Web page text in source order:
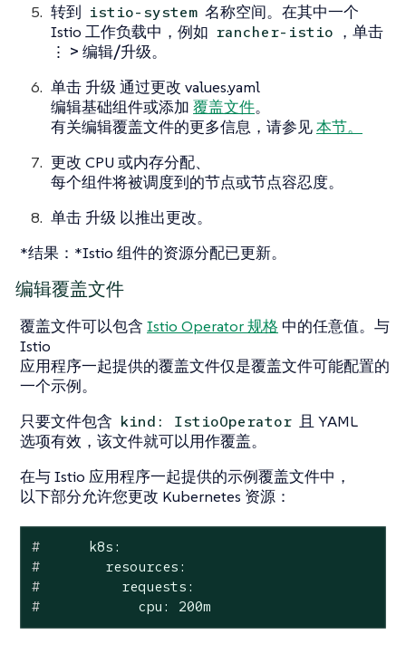
转到 istio-system 名称空间。在其中一个
Istio 工作负载中，例如 rancher-istio ，单击
⋮ > 编辑/升级。
单击 升级 通过更改 values.yaml
编辑基础组件或添加 覆盖文件。
有关编辑覆盖文件的更多信息，请参见本节。
更改 CPU 或内存分配、
每个组件将被调度到的节点或节点容忍度。
单击 升级 以推出更改。
*结果：*Istio 组件的资源分配已更新。
编辑覆盖文件
覆盖文件可以包含 Istio Operator 规格 中的任意值。与
Istio
应用程序一起提供的覆盖文件仅是覆盖文件可能配置的
一个示例。
只要文件包含 kind: IstioOperator 且 YAML
选项有效，该文件就可以用作覆盖。
在与 Istio 应用程序一起提供的示例覆盖文件中，
以下部分允许您更改 Kubernetes 资源：
#
      k8s:
#
        resources:
#
          requests:
#
            cpu: 200m